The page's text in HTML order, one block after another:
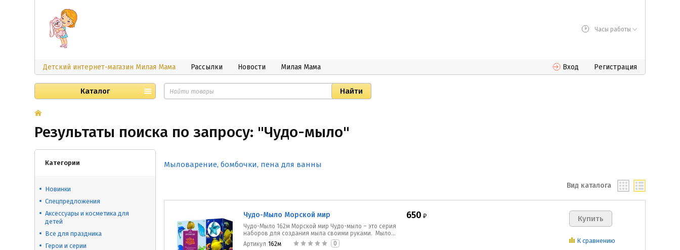
Часы работы
Детский интернет-магазин Милая Мама Рассылки Новости Милая Мама Вход Регистрация
Каталог
Результаты поиска по запросу: "Чудо-мыло"
Категории
Новинки
Спецпредложения
Аксессуары и косметика для
детей
Все для праздника
Герои и серии
Мыловарение, бомбочки, пена для ванны
Вид каталога
Чудо-Мыло Морской мир
Чудо-Мыло 162м Морской мир Чудо-мыло – это серия
наборов для создания мыла своими руками. Мыло...
Артикул 162м 0
650 ₽
К сравнению